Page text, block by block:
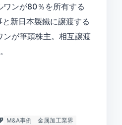
ワンが80％を所有する
新日本製鐵に譲渡する
ンが筆頭株主。相互譲渡
M&A事例 金属加工業界